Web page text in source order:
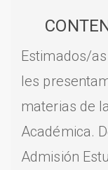
Estimados/
les
materias de
Académica.
Admisión